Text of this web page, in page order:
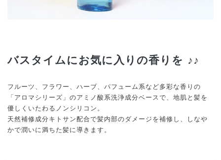
バスタイムにお気に入りの香りを ♪♪
フルーツ、フラワー、ハーブ、パフューム系など多彩な香りの
「アロマシリーズ」のアミノ酸系洗浄成分ベースで、地肌と髪を
優しくいたわるノンシリコン。
天然補修成分キトサン配合で髪内部のダメージを補修し、しなや
かで潤いに満ちた髪に導きます。